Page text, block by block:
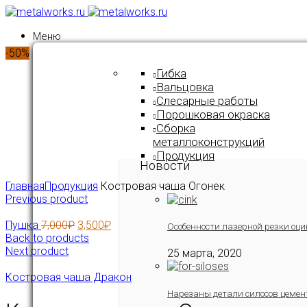
Меню
Гибка
Вальцовка
Слесарные работы
Порошковая окраска
Сборка
металлоконструкций
Продукция
Новости
Особенности лазерной резки
25 марта, 2020
Нарезаны детали силосов
-50%
ГлавнаяПродукция Костровая чаша Огонек
Previous product
Пушка 7,000₽ 3,500₽
Back to products
Next product
Костровая чаша Дракон